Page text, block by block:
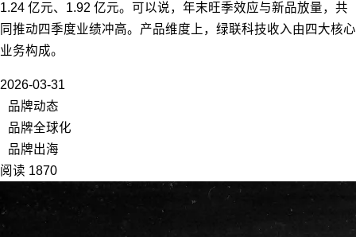
1.24 亿元、1.92 亿元。可以说，年末旺季效应与新品放量，共
同推动四季度业绩冲高。产品维度上，绿联科技收入由四大核心
业务构成。
2026-03-31
品牌动态
品牌全球化
品牌出海
阅读 1870